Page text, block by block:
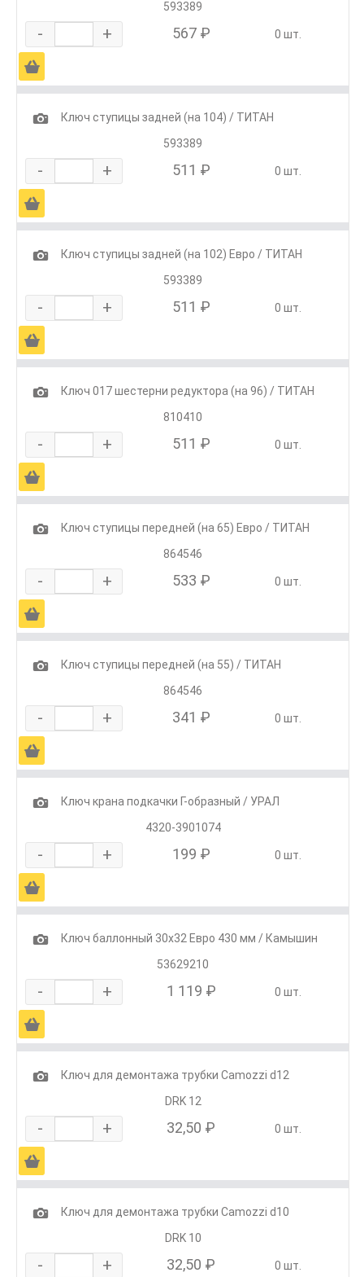
593389
- + 567 ₽ 0 шт.
Ä
1
Ключ ступицы задней (на 104) / ТИТАН
593389
- + 511 ₽ 0 шт.
Ä
1
Ключ ступицы задней (на 102) Евро / ТИТАН
593389
- + 511 ₽ 0 шт.
Ä
1
Ключ 017 шестерни редуктора (на 96) / ТИТАН
810410
- + 511 ₽ 0 шт.
Ä
1
Ключ ступицы передней (на 65) Евро / ТИТАН
864546
- + 533 ₽ 0 шт.
Ä
1
Ключ ступицы передней (на 55) / ТИТАН
864546
- + 341 ₽ 0 шт.
Ä
1
Ключ крана подкачки Г-образный / УРАЛ
4320-3901074
- + 199 ₽ 0 шт.
Ä
1
Ключ баллонный 30х32 Евро 430 мм / Камышин
53629210
- + 1 119 ₽ 0 шт.
Ä
1
Ключ для демонтажа трубки Camozzi d12
DRK 12
- + 32,50 ₽ 0 шт.
Ä
1
Ключ для демонтажа трубки Camozzi d10
DRK 10
- + 32,50 ₽ 0 шт.